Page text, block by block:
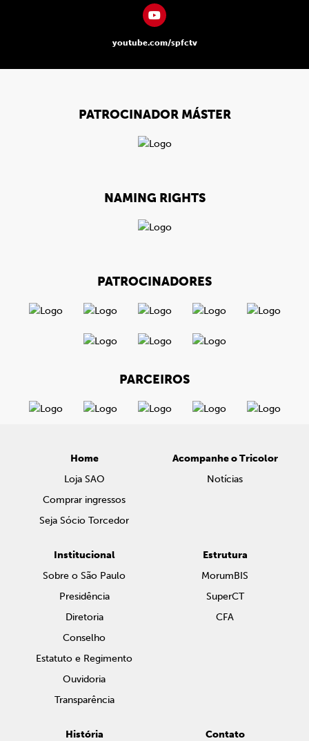
youtube.com/spfctv
PATROCINADOR MÁSTER
NAMING RIGHTS
PATROCINADORES
PARCEIROS
Home
Loja SAO
Comprar ingressos
Seja Sócio Torcedor
Acompanhe o Tricolor
Notícias
Institucional
Sobre o São Paulo
Presidência
Diretoria
Conselho
Estatuto e Regimento
Ouvidoria
Transparência
Estrutura
MorumBIS
SuperCT
CFA
História Contato